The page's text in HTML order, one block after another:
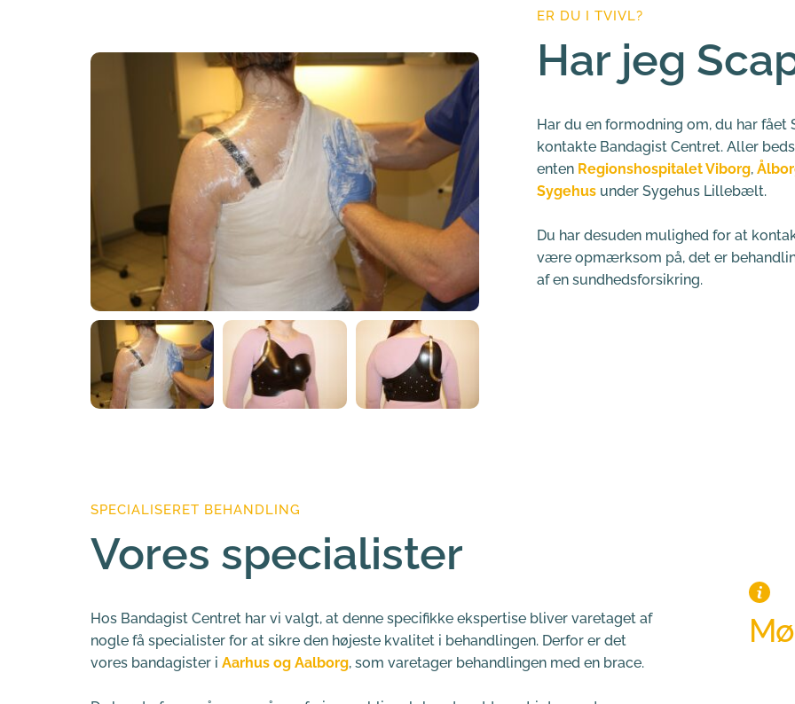
ER DU I TVIVL?
Har jeg
Har du en formodning om, du har
kontakte Bandagist Centret. Aller
enten Regionshospitalet Viborg,
Sygehus under Sygehus Lillebælt.
Du har desuden mulighed for at
være opmærksom på, det er
af en sundhedsforsikring.
SPECIALISERET BEHANDLING
Vores specialister
Hos Bandagist Centret har vi valgt, at denne specifikke ekspertise bliver varetaget af
nogle få specialister for at sikre den højeste kvalitet i behandlingen. Derfor er det
vores bandagister i Aarhus og Aalborg, som varetager behandlingen med en brace.